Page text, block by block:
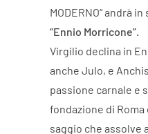
MODERNO“ andrà in
“Ennio Morricone”.
Virgilio declina in
anche Julo, e
passione carnale e
fondazione di
saggio che assolve